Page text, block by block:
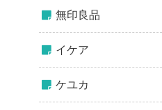
無印良品
イケア
ケユカ